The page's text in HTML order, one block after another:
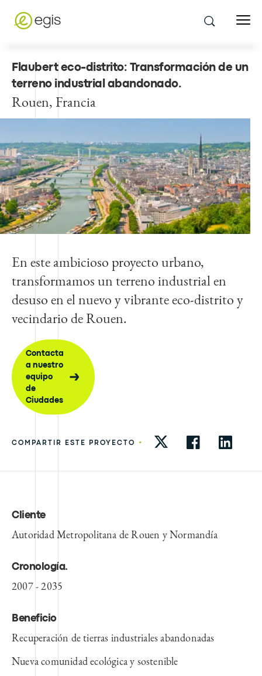
Flaubert eco-distrito: Transformación de un
terreno industrial abandonado.
Rouen, Francia
En este ambicioso proyecto urbano,
transformamos un terreno industrial en
desuso en el nuevo y vibrante eco-distrito y
vecindario de Rouen.
Contacta
a nuestro
equipo
de
Ciudades
COMPARTIR ESTE PROYECTO •
Cliente
Autoridad Metropolitana de Rouen y Normandía
Cronología.
2007 - 2035
Beneficio
Recuperación de tierras industriales abandonadas
Nueva comunidad ecológica y sostenible